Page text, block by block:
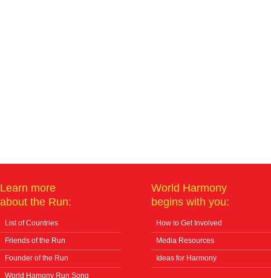
Learn more
about the Run:
List of Countries
Friends of the Run
Founder of the Run
World Hamony Run Song
World Harmony
begins with you:
How to Get Involved
Media Resources
Ideas for Harmony